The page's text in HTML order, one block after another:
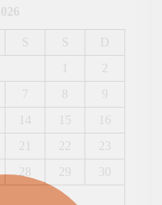
S S
D
1
2
7 8
9
14 15
16
21 22
23
28 29
30